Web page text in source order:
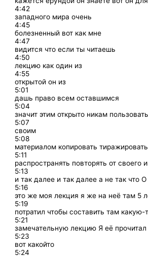
4:42
западного мира очень
4:45
болезненный вот как мне
4:47
видится что если ты читаешь
4:50
лекцию как один из
4:55
открытой он из
5:01
дашь право всем оставшимся
5:04
значит этим открыто никам
5:07
своим
5:08
материалом копировать тиражировать
5:11
распространять повторять от своего
5:13
и так далее и так далее а не так что О
5:16
это же моя лекция я же на неё там 5
5:19
потратил чтобы составить там какую-
5:21
замечательную лекцию Я её прочитал
5:23
вот какойто
5:24